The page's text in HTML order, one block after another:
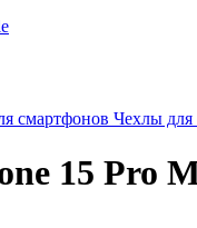
смартфонов Чехлы для
15 Pro